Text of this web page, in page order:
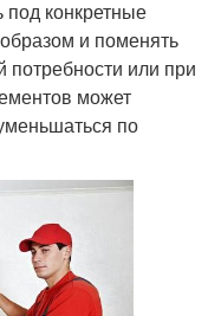
конкретные
и поменять
потребности или при
может
по